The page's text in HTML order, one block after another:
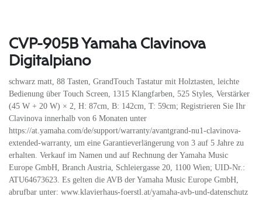
CVP-905B Yamaha Clavinova
Digitalpiano
schwarz matt, 88 Tasten, GrandTouch Tastatur mit Holztasten, leichte
Bedienung über Touch Screen, 1315 Klangfarben, 525 Styles, Verstärker
(45 W + 20 W) × 2, H: 87cm, B: 142cm, T: 59cm; Registrieren Sie Ihr
Clavinova innerhalb von 6 Monaten unter
https://at.yamaha.com/de/support/warranty/avantgrand-nu1-clavinova-
extended-warranty, um eine Garantieverlängerung von 3 auf 5 Jahre zu
erhalten. Verkauf im Namen und auf Rechnung der Yamaha Music
Europe GmbH, Branch Austria, Schleiergasse 20, 1100 Wien; UID-Nr.:
ATU64673623. Es gelten die AVB der Yamaha Music Europe GmbH,
abrufbar unter: www.klavierhaus-foerstl.at/yamaha-avb-und-datenschutz